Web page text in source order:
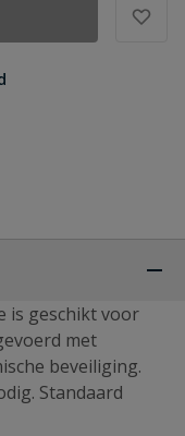
is geschikt voor
met
beveiliging.
Standaard